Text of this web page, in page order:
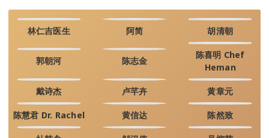
林仁吉医生 阿简 胡清朝
郭朝河 陈志金
陈喜明 Chef
Heman
戴诗杰 卢芊卉 黄章元
陈慧君 Dr. Rachel 黄信达 陈然致